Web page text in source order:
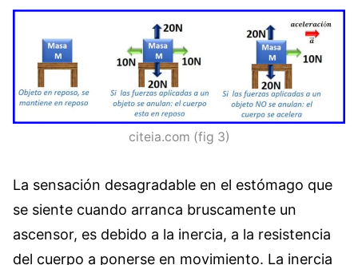
citeia.com (fig 3)
La sensación desagradable en el estómago que
se siente cuando arranca bruscamente un
ascensor, es debido a la inercia, a la resistencia
del cuerpo a ponerse en movimiento. La inercia